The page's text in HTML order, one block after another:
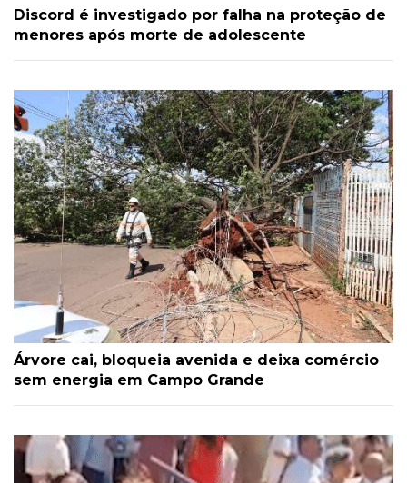
Discord é investigado por falha na proteção de
menores após morte de adolescente
Árvore cai, bloqueia avenida e deixa comércio
sem energia em Campo Grande